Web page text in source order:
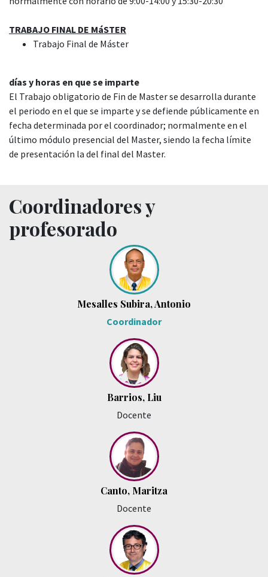
TRABAJO FINAL DE MáSTER
Trabajo Final de Máster
días y horas en que se imparte
El Trabajo obligatorio de Fin de Master se desarrolla durante
el periodo en el que se imparte y se defiende públicamente en
fecha determinada por el coordinador; normalmente en el
último módulo presencial del Master, siendo la fecha límite
de presentación la del final del Master.
Coordinadores y
profesorado
Mesalles Subira, Antonio
Coordinador
Barrios, Liu
Docente
Canto, Maritza
Docente